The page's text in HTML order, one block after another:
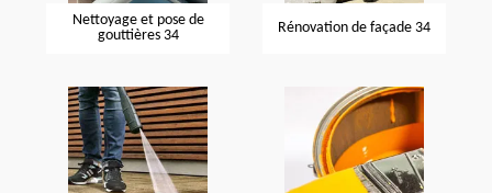
Nettoyage et pose de
gouttières 34
Rénovation de façade 34